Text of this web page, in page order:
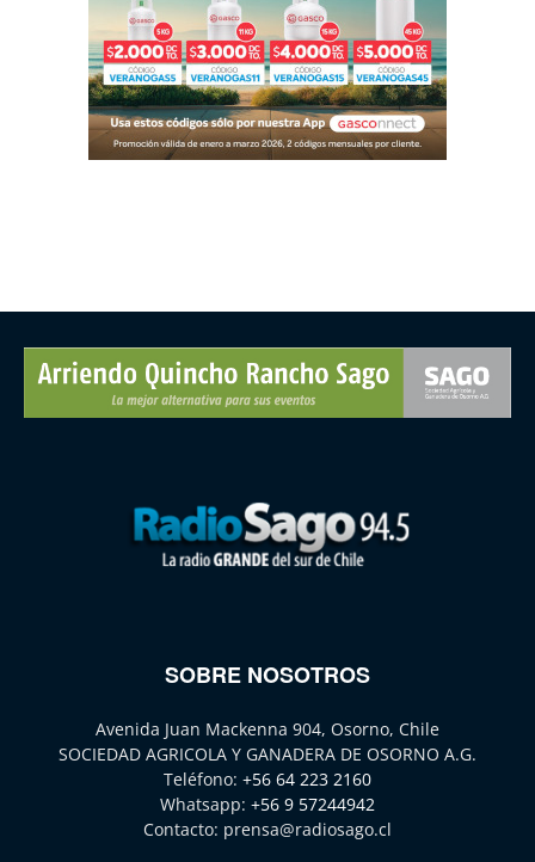
SOBRE NOSOTROS
Avenida Juan Mackenna 904, Osorno, Chile
SOCIEDAD AGRICOLA Y GANADERA DE OSORNO A.G.
Teléfono: +56 64 223 2160
Whatsapp: +56 9 57244942
Contacto: prensa@radiosago.cl